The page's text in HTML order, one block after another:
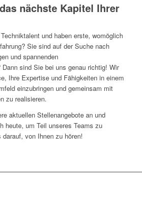
nächste Kapitel Ihrer
und haben erste, womöglich
Sie sind auf der Suche nach
und spannenden
sind Sie bei uns genau richtig! Wir
Ihre Expertise und Fähigkeiten in einem
einzubringen und gemeinsam mit
zu realisieren.
aktuellen Stellenangebote an und
heute, um Teil unseres Teams zu
von Ihnen zu hören!